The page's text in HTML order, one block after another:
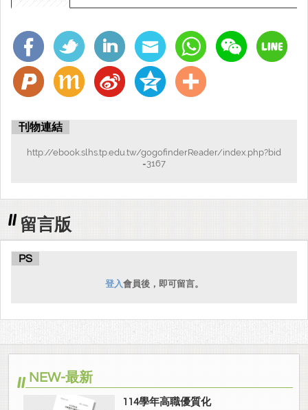
刊物連結
http://ebook.slhs.tp.edu.tw/gogofinderReader/index.php?bid
=3167
留言版
PS
登入會員後，即可留言。
NEW-最新
114學年高職優質化